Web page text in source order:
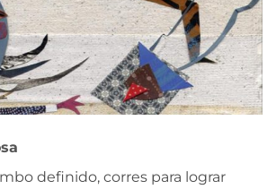
definido, corres para lograr